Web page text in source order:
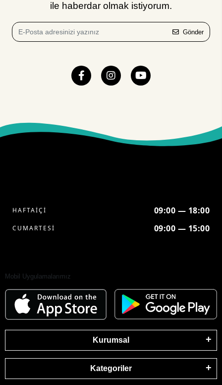
ile haberdar olmak istiyorum.
Gönder
HAFTAİÇİ 09:00 — 18:00
CUMARTESİ 09:00 — 15:00
Mobil Uygulamalarımız
Kurumsal
Kategoriler